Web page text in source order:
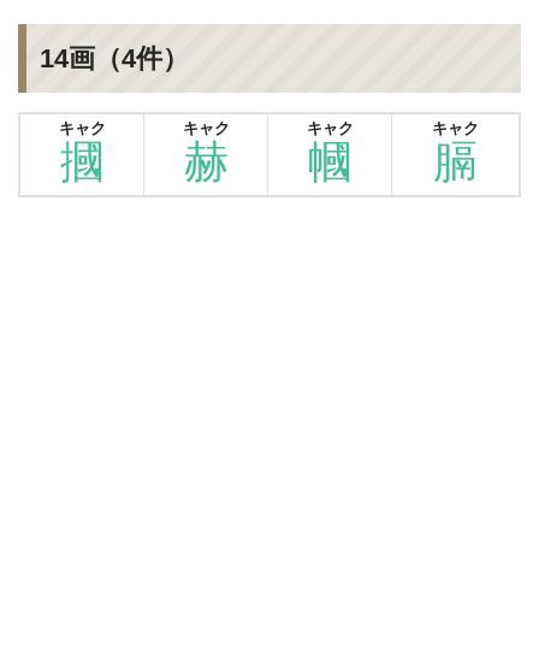
14画（4件）
摑
キャク
赫
キャク
幗
キャク
膈
キャク